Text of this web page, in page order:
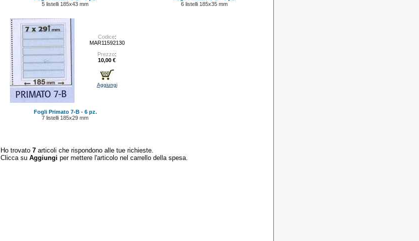
5 listelli 185x43 mm
6 listelli 185x35 mm
Codice:
MAR11592130
Prezzo:
10,00 €
Aggiungi
Fogli Primato 7-B - 6 pz.
7 listelli 185x29 mm
Ho trovato 7 articoli che rispondono alle tue richieste.
Clicca su Aggiungi per mettere l'articolo nel carrello della spesa.